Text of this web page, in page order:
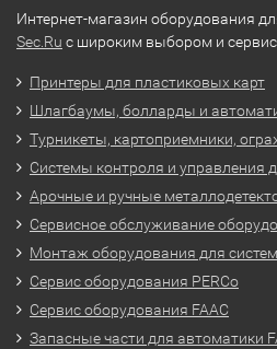
Интернет-магазин оборудования
Sec.Ru с широким выбором и
Принтеры для пластиковых карт
Шлагбаумы, болларды и
Турникеты, картоприемники,
Системы контроля и управления
Арочные и ручные
Сервисное обслуживание
Монтаж оборудования для
Сервис оборудования PERCo
Сервис оборудования FAAC
Запасные части для автоматики